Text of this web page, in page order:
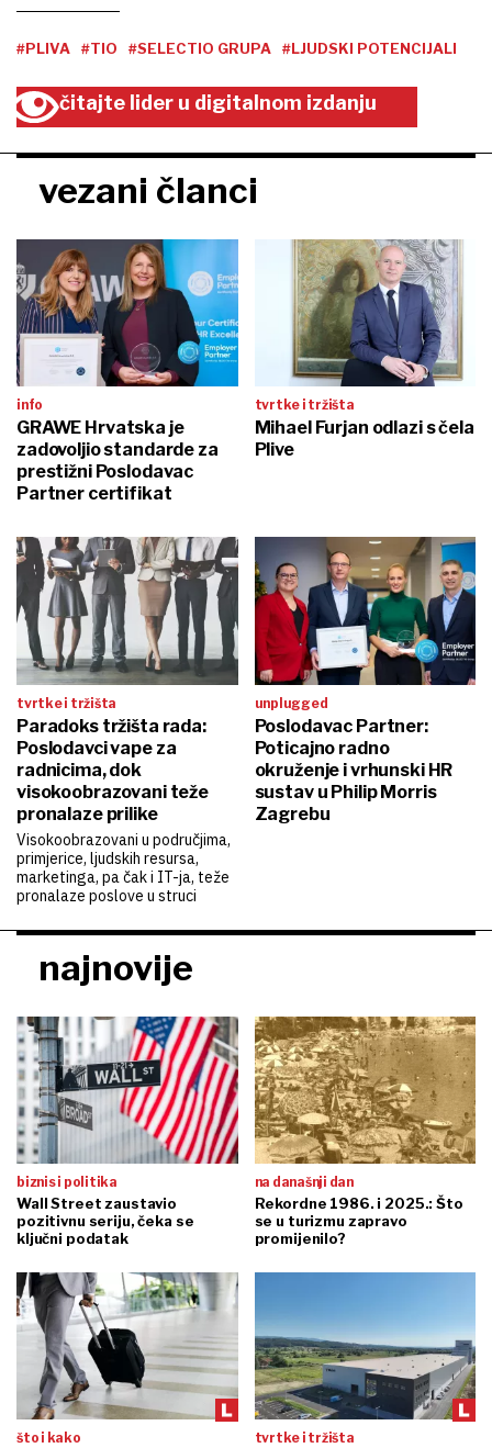
#PLIVA #TIO #SELECTIO GRUPA #LJUDSKI POTENCIJALI
čitajte lider u digitalnom izdanju
vezani članci
info
GRAWE Hrvatska je
zadovoljio standarde za
prestižni Poslodavac
Partner certifikat
tvrtke i tržišta
Mihael Furjan odlazi s čela
Plive
tvrtke i tržišta
Paradoks tržišta rada:
Poslodavci vape za
radnicima, dok
visokoobrazovani teže
pronalaze prilike
Visokoobrazovani u područjima,
primjerice, ljudskih resursa,
marketinga, pa čak i IT-ja, teže
pronalaze poslove u struci
unplugged
Poslodavac Partner:
Poticajno radno
okruženje i vrhunski HR
sustav u Philip Morris
Zagrebu
najnovije
biznis i politika
Wall Street zaustavio
pozitivnu seriju, čeka se
ključni podatak
na današnji dan
Rekordne 1986. i 2025.: Što
se u turizmu zapravo
promijenilo?
što i kako tvrtke i tržišta